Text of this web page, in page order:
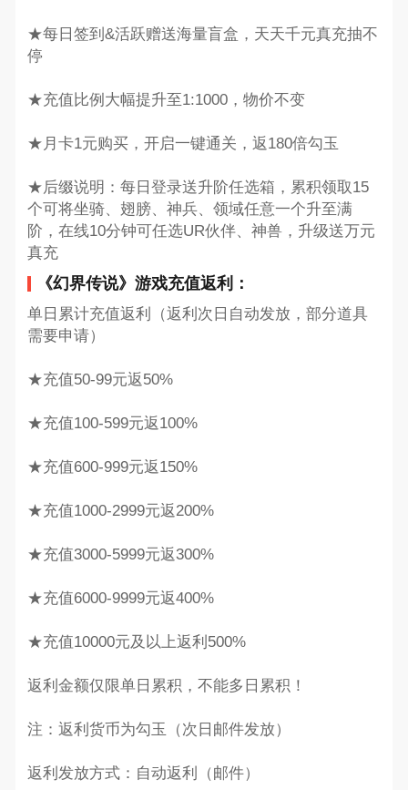
★每日签到&活跃赠送海量盲盒，天天千元真充抽不
停
★充值比例大幅提升至1:1000，物价不变
★月卡1元购买，开启一键通关，返180倍勾玉
★后缀说明：每日登录送升阶任选箱，累积领取15
个可将坐骑、翅膀、神兵、领域任意一个升至满
阶，在线10分钟可任选UR伙伴、神兽，升级送万元
真充
《幻界传说》游戏充值返利：
单日累计充值返利（返利次日自动发放，部分道具
需要申请）
★充值50-99元返50%
★充值100-599元返100%
★充值600-999元返150%
★充值1000-2999元返200%
★充值3000-5999元返300%
★充值6000-9999元返400%
★充值10000元及以上返利500%
返利金额仅限单日累积，不能多日累积！
注：返利货币为勾玉（次日邮件发放）
返利发放方式：自动返利（邮件）